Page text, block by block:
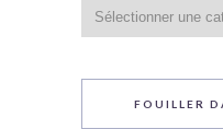
du
blog
FOUILLER